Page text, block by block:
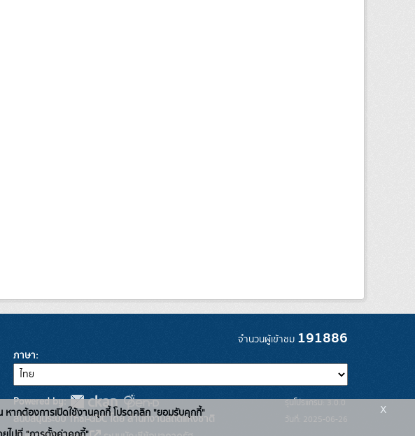
จำนวนผู้เข้าชม 191886
ภาษา
Powered by:
สนับสนุนระบบ Thai-GDC โดย สำนักงานสถิติแห่งชาติ
รุ่นโปรแกรม: 3.0.0
วันที่: 2025-06-26
หากต้องการเปิดใช้งานคุกกี้ โปรดคลิก "ยอมรับคุกกี้"
x